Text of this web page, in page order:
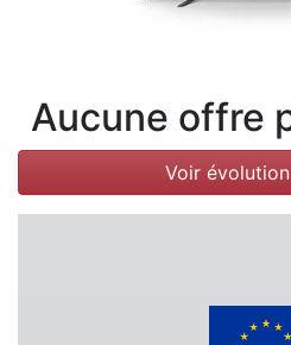
Aucune offre
Voir